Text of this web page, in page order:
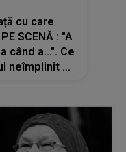
cu care
SCENĂ : "A
când a...". Ce
neîmplinit al